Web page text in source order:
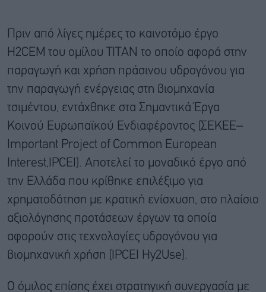
Πριν από λίγες ημέρες το καινοτόμο έργο
H2CEM του ομίλου ΤΙΤΑΝ το οποίο αφορά στην
παραγωγή και χρήση πράσινου υδρογόνου για
την παραγωγή ενέργειας στη βιομηχανία
τσιμέντου, εντάχθηκε στα Σημαντικά Έργα
Κοινού Ευρωπαϊκού Ενδιαφέροντος (ΣΕΚΕΕ–
Important Project of Common European
Interest,IPCEI). Αποτελεί το μοναδικό έργο από
την Ελλάδα που κρίθηκε επιλέξιμο για
χρηματοδότηση με κρατική ενίσχυση, στο πλαίσιο
αξιολόγησης προτάσεων έργων τα οποία
αφορούν στις τεχνολογίες υδρογόνου για
βιομηχανική χρήση (IPCEI Hy2Use).
Ο όμιλος επίσης έχει στρατηγική συνεργασία με